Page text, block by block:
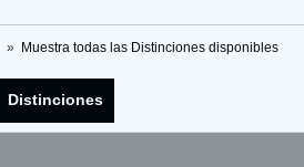
» Muestra todas las Distinciones disponibles
Distinciones